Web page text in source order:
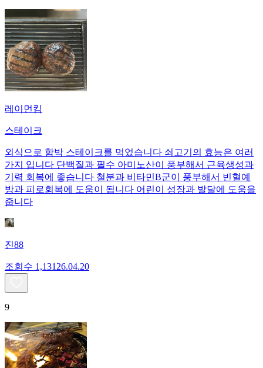
레이먼킴
스테이크
외식으로 함박 스테이크를 먹었습니다 쇠고기의 효능은 여러
가지 입니다 단백질과 필수 아미노산이 풍부해서 근육생성과
기력 회복에 좋습니다 철분과 비타민B군이 풍부해서 빈혈예
방과 피로회복에 도움이 됩니다 어린이 성장과 발달에 도움을
줍니다
진88
조회수 1,131 26.04.20
9